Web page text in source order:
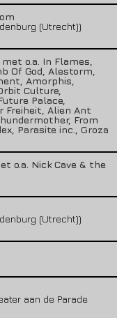
(Utrecht))
o.a. In Flames,
Of God, Alestorm,
Amorphis,
Culture,
Palace,
Freiheit, Alien Ant
From
Parasite inc., Groza
o.a. Nick Cave & the
(Utrecht))
aan de Parade